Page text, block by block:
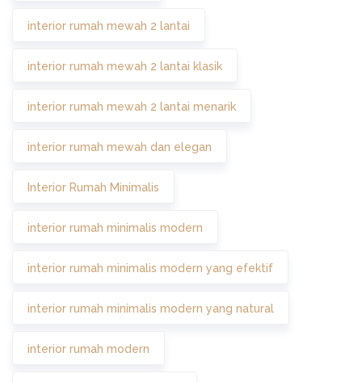
interior rumah mewah 2 lantai
interior rumah mewah 2 lantai klasik
interior rumah mewah 2 lantai menarik
interior rumah mewah dan elegan
Interior Rumah Minimalis
interior rumah minimalis modern
interior rumah minimalis modern yang efektif
interior rumah minimalis modern yang natural
interior rumah modern